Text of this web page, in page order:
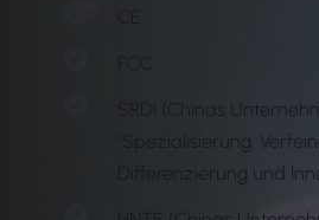
SRDI (Chinas
"Spezialisierung,
Differenzierung und